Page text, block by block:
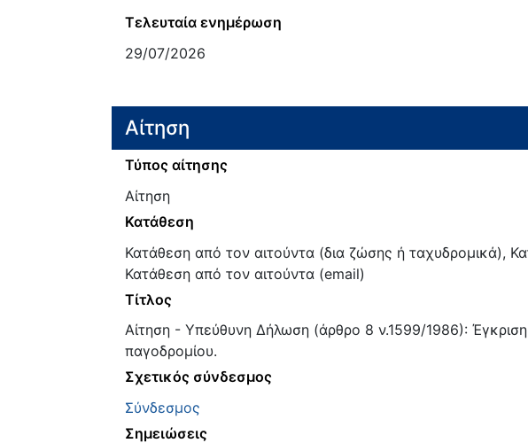
Τελευταία ενημέρωση
29/07/2026
Αίτηση
Τύπος αίτησης
Αίτηση
Κατάθεση
Κατάθεση από τον αιτούντα (δια ζώσης ή ταχυδρομικά),
Κατάθεση από τον αιτούντα (email)
Τίτλος
Αίτηση - Υπεύθυνη Δήλωση (άρθρο 8 ν.1599/1986):
παγοδρομίου.
Σχετικός σύνδεσμος
Σύνδεσμος
Σημειώσεις